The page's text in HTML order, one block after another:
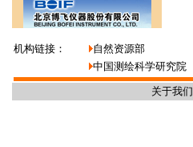
机构链接： 自然资源部
中国测绘科学研究院
关于我们